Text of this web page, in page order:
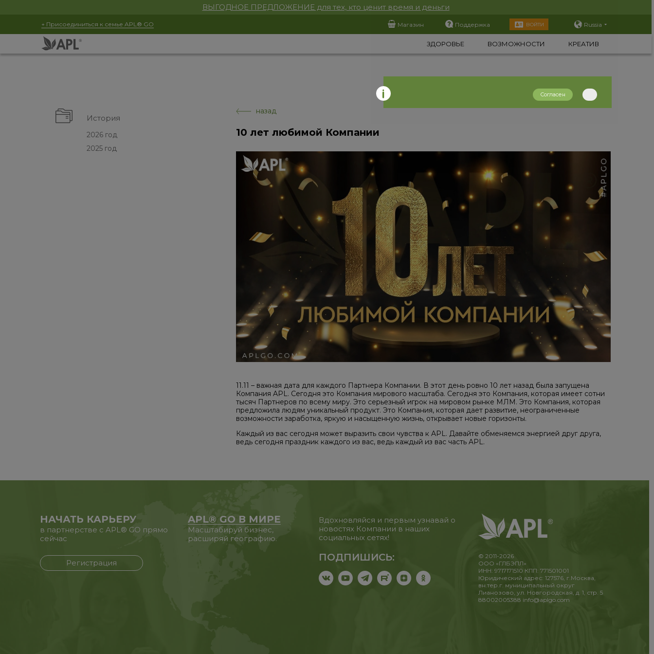
ВЫГОДНОЕ ПРЕДЛОЖЕНИЕ для тех, кто ценит время и деньги
+ Присоединиться к семье APL® GO Магазин Поддержка ВОЙТИ Russia
ЗДОРОВЬЕ ВОЗМОЖНОСТИ КРЕАТИВ
История
2026 год
2025 год
назад
10 лет любимой Компании
11.11 – важная дата для каждого Партнера Компании. В этот день ровно 10 лет назад была запущена
Компания APL. Сегодня это Компания мирового масштаба. Сегодня это Компания, которая имеет сотни
тысяч Партнеров по всему миру. Это серьезный игрок на мировом рынке МЛМ. Это Компания, которая
предложила людям уникальный продукт. Это Компания, которая дает развитие, неограниченные
возможности заработка, яркую и насыщенную жизнь, открывает новые горизонты.
Каждый из вас сегодня может выразить свои чувства к APL. Давайте обменяемся энергией друг друга,
ведь сегодня праздник каждого из вас, ведь каждый из вас часть APL.
НАЧАТЬ КАРЬЕРУ
в партнерстве с APL® GO прямо
сейчас
Регистрация
APL® GO В МИРЕ
Масштабируй бизнес,
расширяй географию.
Вдохновляйся и первым узнавай о
новостях Компании в наших
социальных сетях!
ПОДПИШИСЬ:
© 2011-2026
ООО «ГЛБЭПЛ»
ИНН: 9717171510 КПП: 771501001
Юридический адрес: 127576, г.Москва,
вн.тер.г. муниципальный округ
Лианозово, ул. Новгородская, д. 1, стр. 5
88002005388 info@aplgo.com
Согласен